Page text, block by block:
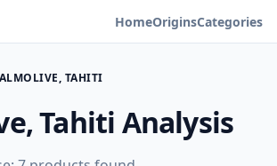
HomeOriginsCategories
TAHITI
Tahiti Analysis